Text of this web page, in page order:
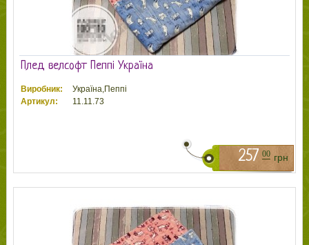
Плед велсофт Пеппі Україна
Виробник:
Україна,Пеппі
Артикул:
11.11.73
257 00 грн